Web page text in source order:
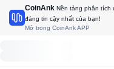
CoinAnk Nền tảng phân tích
đáng tin cậy nhất của bạn!
Mở trong CoinAnk APP